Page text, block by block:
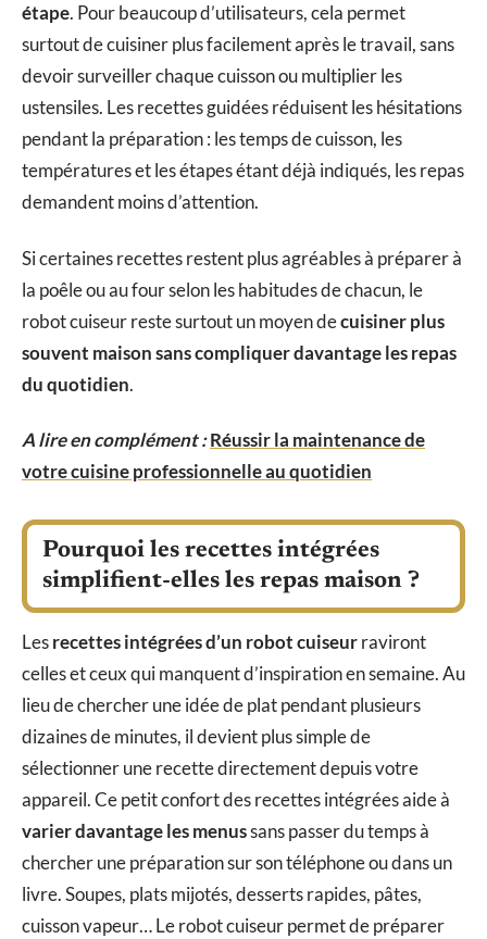
étape. Pour beaucoup d’utilisateurs, cela permet
surtout de cuisiner plus facilement après le travail, sans
devoir surveiller chaque cuisson ou multiplier les
ustensiles. Les recettes guidées réduisent les hésitations
pendant la préparation : les temps de cuisson, les
températures et les étapes étant déjà indiqués, les repas
demandent moins d’attention.
Si certaines recettes restent plus agréables à préparer à
la poêle ou au four selon les habitudes de chacun, le
robot cuiseur reste surtout un moyen decuisiner plus
souvent maison sans compliquer davantage les repas
du quotidien.
A lire en complément :Réussir la maintenance de
votre cuisine professionnelle au quotidien
Pourquoi les recettes intégrées
simplifient-elles les repas maison ?
Lesrecettes intégrées d’un robot cuiseurraviront
celles et ceux qui manquent d’inspiration en semaine. Au
lieu de chercher une idée de plat pendant plusieurs
dizaines de minutes, il devient plus simple de
sélectionner une recette directement depuis votre
appareil. Ce petit confort des recettes intégrées aide à
varier davantage les menussans passer du temps à
chercher une préparation sur son téléphone ou dans un
livre. Soupes, plats mijotés, desserts rapides, pâtes,
cuisson vapeur… Le robot cuiseur permet de préparer